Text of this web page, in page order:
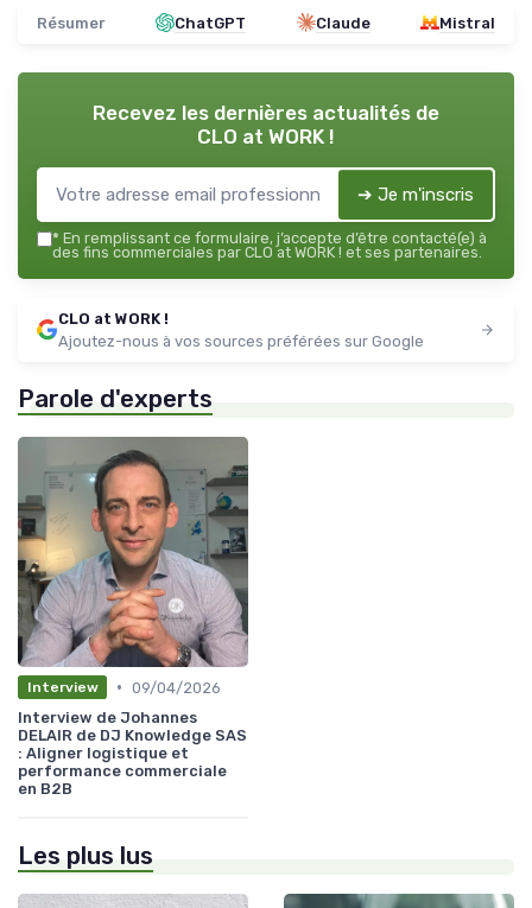
Résumer ChatGPT Claude Mistral
Recevez les dernières actualités de
CLO at WORK !
➔ Je m'inscris
* En remplissant ce formulaire, j’accepte d’être contacté(e) à
des fins commerciales par CLO at WORK ! et ses partenaires.
CLO at WORK !
Ajoutez-nous à vos sources préférées sur Google
Parole d'experts
Interview • 09/04/2026
Interview de Johannes
DELAIR de DJ Knowledge SAS
: Aligner logistique et
performance commerciale
en B2B
Les plus lus